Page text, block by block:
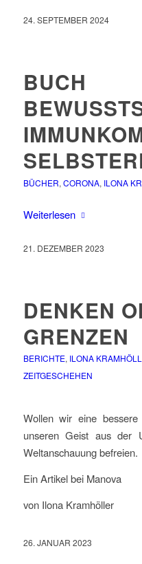
24. SEPTEMBER 2024
BUCH
BÜCHER, CORONA, ILONA
Weiterlesen
21. DEZEMBER 2023
DENKEN
GRENZEN
BERICHTE, ILONA
ZEITGESCHEHEN
Wollen wir eine
unseren Geist aus der
Weltanschauung befreien.
Ein Artikel bei Manova
von Ilona Kramhöller
26. JANUAR 2023